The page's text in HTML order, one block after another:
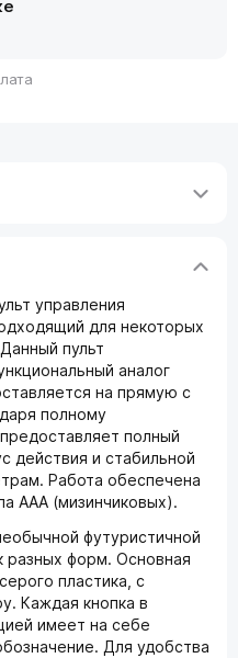
управления
для некоторых
пульт
аналог
на прямую с
полному
полный
действия и стабильной
Работа обеспечена
ААА (мизинчиковых).
футуристичной
форм. Основная
пластика, с
Каждая кнопка в
имеет на себе
Для удобства